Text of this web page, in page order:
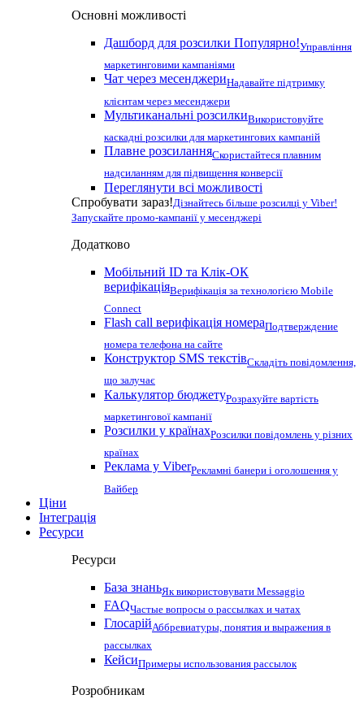
Основні можливості
Дашборд для розсилки Популярно!Управління
маркетинговими кампаніями
Чат через месенджериНадавайте підтримку
клієнтам через месенджери
Мультиканальні розсилкиВикористовуйте
каскадні розсилки для маркетингових кампаній
Плавне розсиланняСкористайтеся плавним
надсиланням для підвищення конверсії
Переглянути всі можливості
Спробувати зараз!Дізнайтесь більше розсилці у Viber!
Запускайте промо-кампанії у месенджері
Додатково
Мобільний ID та Клік-ОК
верифікаціяВерифікація за технологією Mobile
Connect
Flash call верифікація номераПодтверждение
номера телефона на сайте
Конструктор SMS текстівСкладіть повідомлення,
що залучає
Калькулятор бюджетуРозрахуйте вартість
маркетингової кампанії
Розсилки у країнахРозсилки повідомлень у різних
країнах
Реклама у ViberРекламні банери і оголошення у
Вайбер
Ціни
Інтеграція
Ресурси
Ресурси
База знаньЯк використовувати Messaggio
FAQЧастые вопросы о рассылках и чатах
ГлосарійАббревиатуры, понятия и выражения в
рассылках
КейсиПримеры использования рассылок
Розробникам